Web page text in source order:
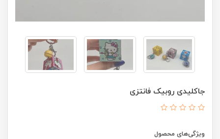
جاکلیدی روبیک فانتزی
ویژگی‌های محصول